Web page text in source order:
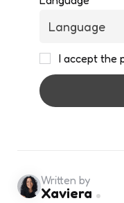
I accept the
Written by
Xaviera